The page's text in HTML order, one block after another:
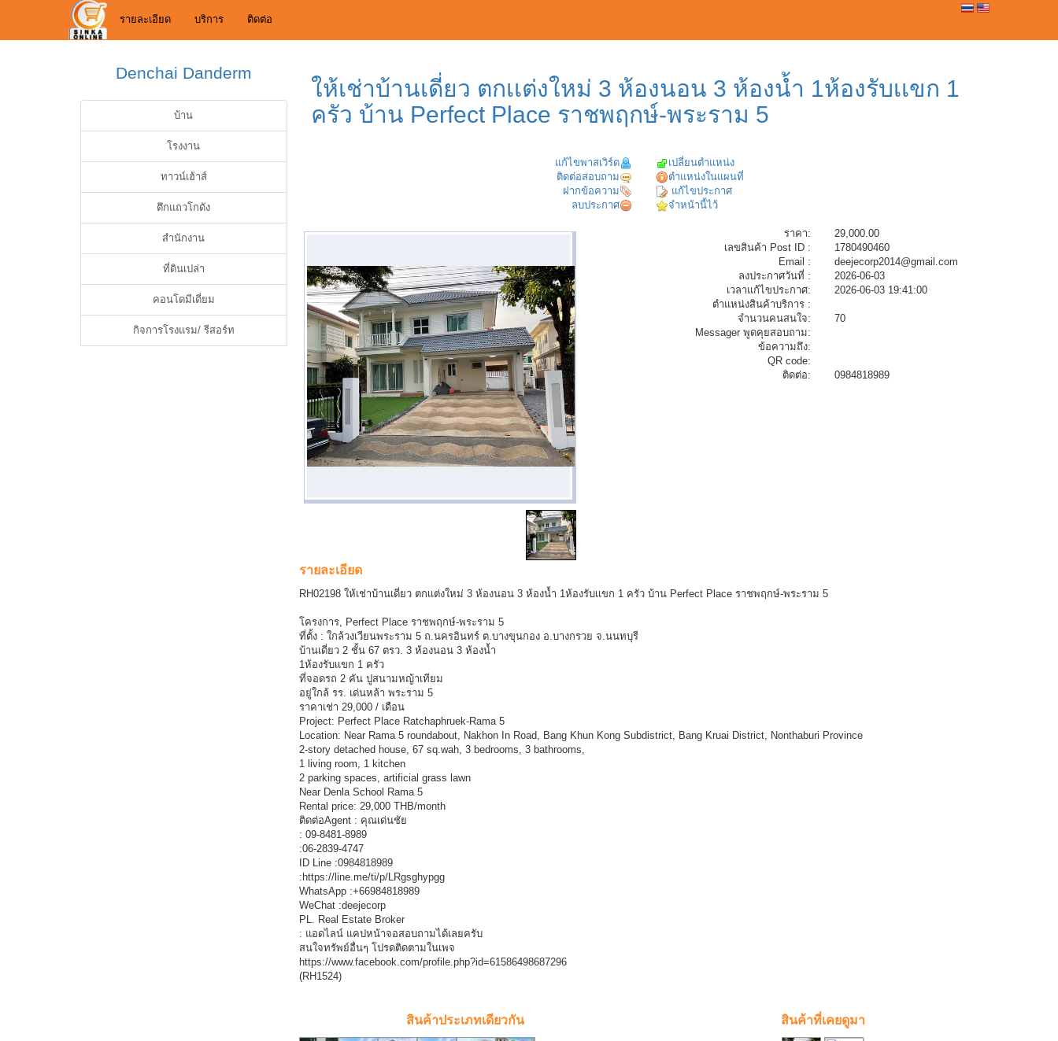
รายละเอียด บริการ ติดต่อ
Denchai Danderm
บ้าน
โรงงาน
ทาวน์เฮ้าส์
ตึกแถวโกดัง
สำนักงาน
ที่ดินเปล่า
คอนโดมีเดี่ยม
กิจการโรงแรม/ รีสอร์ท
ให้เช่าบ้านเดี่ยว ตกเเต่งใหม่ 3 ห้องนอน 3 ห้องน้ำ 1ห้องรับเเขก 1
ครัว บ้าน Perfect Place ราชพฤกษ์-พระราม 5
แก้ไขพาสเวิร์ด
เปลี่ยนตำแหน่ง
ติดต่อสอบถาม
ตำแหน่งในแผนที่
ฝากข้อความ
แก้ไขประกาศ
ลบประกาศ
จำหน้านี้ไว้
ราคา:
29,000.00
เลขสินค้า Post ID :
1780490460
Email :
deejecorp2014@gmail.com
ลงประกาศวันที่ :
2026-06-03
เวลาแก้ไขประกาศ:
2026-06-03 19:41:00
ตำแหน่งสินค้าบริการ :
จำนวนคนสนใจ:
70
Messager พูดคุยสอบถาม:
ข้อความถึง:
QR code:
ติดต่อ:
0984818989
รายละเอียด
RH02198 ให้เช่าบ้านเดี่ยว ตกเเต่งใหม่ 3 ห้องนอน 3 ห้องน้ำ 1ห้องรับเเขก 1 ครัว บ้าน Perfect Place ราชพฤกษ์-พระราม 5
โครงการ, Perfect Place ราชพฤกษ์-พระราม 5
ที่ตั้ง : ใกล้วงเวียนพระราม 5 ถ.นครอินทร์ ต.บางขุนกอง อ.บางกรวย จ.นนทบุรี
บ้านเดี่ยว 2 ชั้น 67 ตรว. 3 ห้องนอน 3 ห้องน้ำ
1ห้องรับเเขก 1 ครัว
ที่จอดรถ 2 คัน ปูสนามหญ้าเทียม
อยู่ใกล้ รร. เด่นหล้า พระราม 5
ราคาเช่า 29,000 / เดือน
Project: Perfect Place Ratchaphruek-Rama 5
Location: Near Rama 5 roundabout, Nakhon In Road, Bang Khun Kong Subdistrict, Bang Kruai District, Nonthaburi Province
2-story detached house, 67 sq.wah, 3 bedrooms, 3 bathrooms,
1 living room, 1 kitchen
2 parking spaces, artificial grass lawn
Near Denla School Rama 5
Rental price: 29,000 THB/month
ติดต่อAgent : คุณเด่นชัย
: 09-8481-8989
:06-2839-4747
ID Line :0984818989
:https://line.me/ti/p/LRgsghypgg
WhatsApp :+66984818989
WeChat :deejecorp
PL. Real Estate Broker
: แอดไลน์ แคปหน้าจอสอบถามได้เลยครับ
สนใจทรัพย์อื่นๆ โปรดติดตามในเพจ
https://www.facebook.com/profile.php?id=61586498687296
(RH1524)
สินค้าประเภทเดียวกัน สินค้าที่เคยดูมา